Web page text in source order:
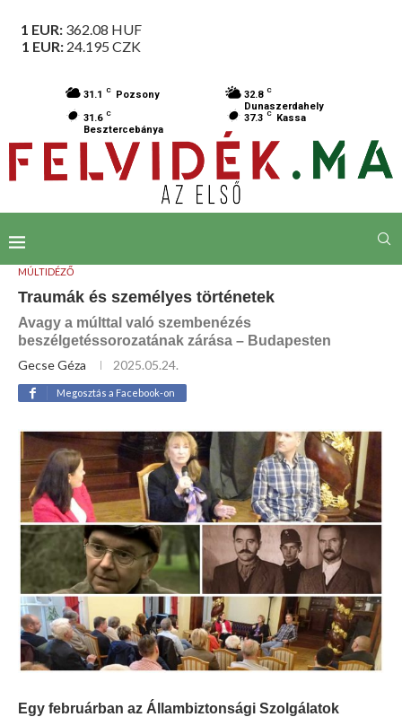
1 EUR: 362.08 HUF
1 EUR: 24.195 CZK
31.1 C Pozsony 32.8 C
Dunaszerdahely
31.6 C
Besztercebánya
37.3 C Kassa
MÚLTIDÉZŐ
Traumák és személyes történetek
Avagy a múlttal való szembenézés
beszélgetéssorozatának zárása – Budapesten
Gecse Géza
2025.05.24.
Megosztás a Facebook-on
Egy februárban az Állambiztonsági Szolgálatok